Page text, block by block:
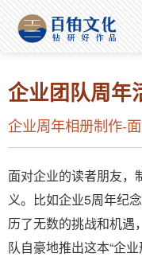
企业团队周年
企业周年相册制作-
面对企业的读者朋友，
义。比如企业5周年纪
历了无数的挑战和机遇
队自豪地推出这本“企